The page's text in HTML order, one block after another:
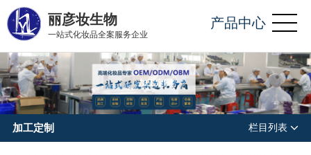
丽彦妆生物
一站式化妆品全案服务企业
产品中心
加工定制
加工定制 栏目列表